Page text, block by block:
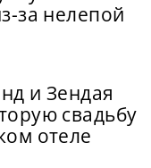
за нелепой
и Зендая
свадьбу
отеле